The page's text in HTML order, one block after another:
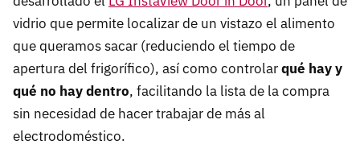
vidrio que permite localizar de un vistazo el alimento
que queramos sacar (reduciendo el tiempo de
apertura del frigorífico), así como controlarqué hay y
qué no hay dentro, facilitando la lista de la compra
sin necesidad de hacer trabajar de más al
electrodoméstico.